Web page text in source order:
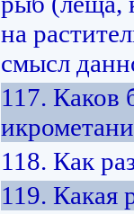
на
смысл
117. Каков
118. Как
119. Какая